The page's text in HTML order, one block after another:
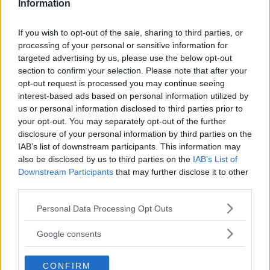
Information
If you wish to opt-out of the sale, sharing to third parties, or
processing of your personal or sensitive information for
targeted advertising by us, please use the below opt-out
section to confirm your selection. Please note that after your
opt-out request is processed you may continue seeing
interest-based ads based on personal information utilized by
us or personal information disclosed to third parties prior to
your opt-out. You may separately opt-out of the further
disclosure of your personal information by third parties on the
IAB’s list of downstream participants. This information may
also be disclosed by us to third parties on the IAB’s List of
Downstream Participants that may further disclose it to other
Please note that this website/app uses one or more Google
not limited to your visit or usage behaviour. You may click to
use your data for below specified purposes in below Google
Personal Data Processing Opt Outs
Google consents
CONFIRM
evitare che il piccolo ne sia colpito
possono essere molto dolorose) è bene
prendere alcune precauzioni in modo
tale da ovviare il problema e diminuire
la percentuale di rischio:
Continua a leggere dopo la pubblicità
evitare che il bambino trascorra in
acqua troppo tempo, asciugandogli
delicatamente le orecchie con un
asciugamano quando esce dal mare
(o dalla piscina)